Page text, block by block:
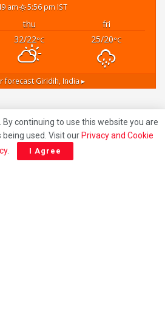
am 5:56 pm IST
thu
fri
32/22°C 25/20°C
forecast Giridih, India ▸
JPSC-JSSC कथित पेपर लीक के विरोध में
युवा मोर्चा का उग्र प्रदर्शन, मुख्यमंत्री हेमंत सोरेन
का पुतला दहन
continuing to use this website you are
used. Visit our Privacy and Cookie
. I Agree